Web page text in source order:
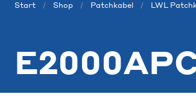
Start Shop Patchkabel LWL